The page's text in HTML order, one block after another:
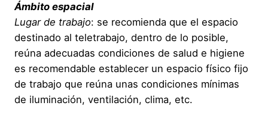
Ámbito espacial
Lugar de trabajo: se recomienda que el espacio
destinado al teletrabajo, dentro de lo posible,
reúna adecuadas condiciones de salud e higiene
es recomendable establecer un espacio físico fijo
de trabajo que reúna unas condiciones mínimas
de iluminación, ventilación, clima, etc.